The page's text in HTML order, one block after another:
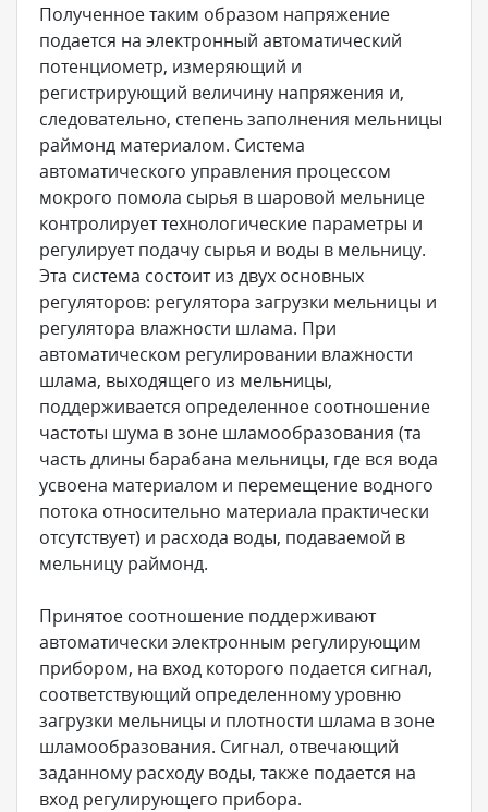
Полученное таким образом напряжение
подается на электронный автоматический
потенциометр, измеряющий и
регистрирующий величину напряжения и,
следовательно, степень заполнения мельницы
раймонд материалом. Система
автоматического управления процессом
мокрого помола сырья в шаровой мельнице
контролирует технологические параметры и
регулирует подачу сырья и воды в мельницу.
Эта система состоит из двух основных
регуляторов: регулятора загрузки мельницы и
регулятора влажности шлама. При
автоматическом регулировании влажности
шлама, выходящего из мельницы,
поддерживается определенное соотношение
частоты шума в зоне шламообразования (та
часть длины барабана мельницы, где вся вода
усвоена материалом и перемещение водного
потока относительно материала практически
отсутствует) и расхода воды, подаваемой в
мельницу раймонд.
Принятое соотношение поддерживают
автоматически электронным регулирующим
прибором, на вход которого подается сигнал,
соответствующий определенному уровню
загрузки мельницы и плотности шлама в зоне
шламообразования. Сигнал, отвечающий
заданному расходу воды, также подается на
вход регулирующего прибора.